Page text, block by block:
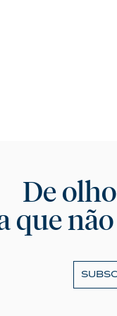
De
que